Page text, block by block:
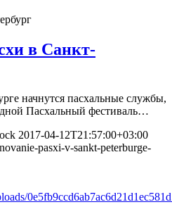
в Санкт-
начнутся пасхальные службы,
Пасхальный фестиваль…
2017-04-12T21:57:00+03:00
pasxi-v-sankt-peterburge-